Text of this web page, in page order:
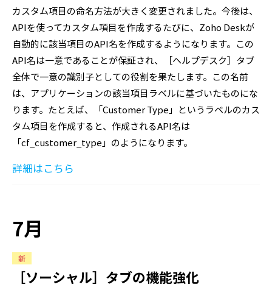
カスタム項目の命名方法が大きく変更されました。今後は、
APIを使ってカスタム項目を作成するたびに、Zoho Deskが
自動的に該当項目のAPI名を作成するようになります。この
API名は一意であることが保証され、［ヘルプデスク］タブ
全体で一意の識別子としての役割を果たします。この名前
は、アプリケーションの該当項目ラベルに基づいたものにな
ります。たとえば、「Customer Type」というラベルのカス
タム項目を作成すると、作成されるAPI名は
「cf_customer_type」のようになります。
詳細はこちら
7月
［ソーシャル］タブの機能強化
新